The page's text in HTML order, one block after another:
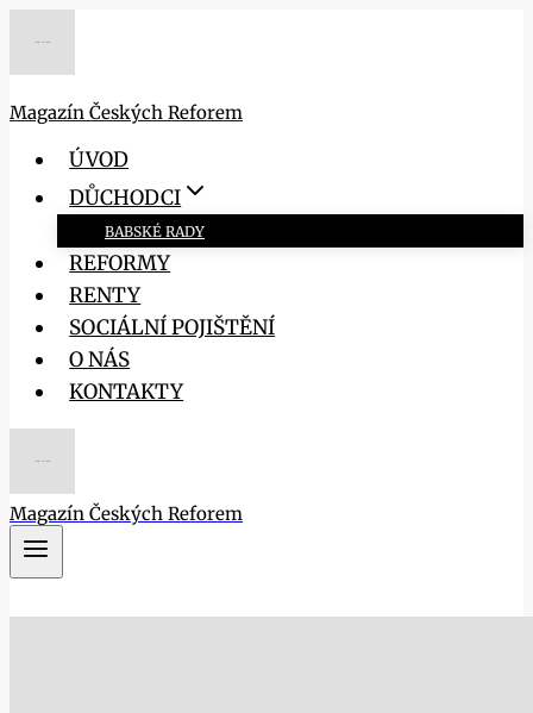
Magazín Českých Reforem
ÚVOD
DŮCHODCI
BABSKÉ RADY
REFORMY
RENTY
SOCIÁLNÍ POJIŠTĚNÍ
O NÁS
KONTAKTY
Magazín Českých Reforem